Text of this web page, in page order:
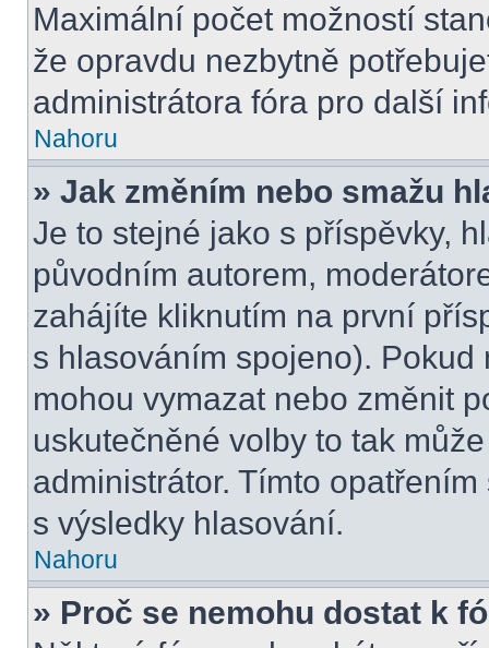
Maximální počet možností
že opravdu nezbytně
administrátora fóra pro další
Nahoru
» Jak změním nebo smažu
Je to stejné jako s příspěvky,
původním autorem,
zahájíte kliknutím na první
s hlasováním spojeno).
mohou vymazat nebo změnit
uskutečněné volby to tak
administrátor. Tímto
s výsledky hlasování.
Nahoru
» Proč se nemohu dostat k